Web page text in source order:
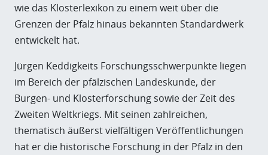
wie das Klosterlexikon zu einem weit über die
Grenzen der Pfalz hinaus bekannten Standardwerk
entwickelt hat.
Jürgen Keddigkeits Forschungsschwerpunkte liegen
im Bereich der pfälzischen Landeskunde, der
Burgen- und Klosterforschung sowie der Zeit des
Zweiten Weltkriegs. Mit seinen zahlreichen,
thematisch äußerst vielfältigen Veröffentlichungen
hat er die historische Forschung in der Pfalz in den